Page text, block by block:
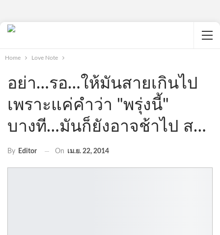
Home Love Note
อย่า…รอ…ให้มันสายเกินไป
เพราะแค่คำว่า "พรุ่งนี้"
บางที…มันก็ยังอาจช้าไป ส…
By Editor On เม.ย. 22, 2014